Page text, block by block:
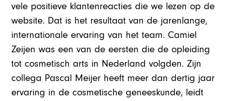
vele positieve klantenreacties die we lezen op de
website. Dat is het resultaat van de jarenlange,
internationale ervaring van het team. Camiel
Zeijen was een van de eersten die de opleiding
tot cosmetisch arts in Nederland volgden. Zijn
collega Pascal Meijer heeft meer dan dertig jaar
ervaring in de cosmetische geneeskunde, leidt